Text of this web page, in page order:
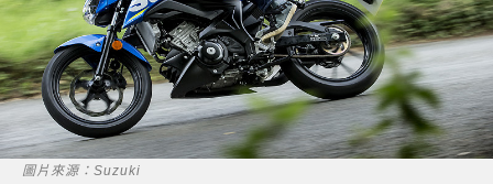
圖片來源：Suzuki